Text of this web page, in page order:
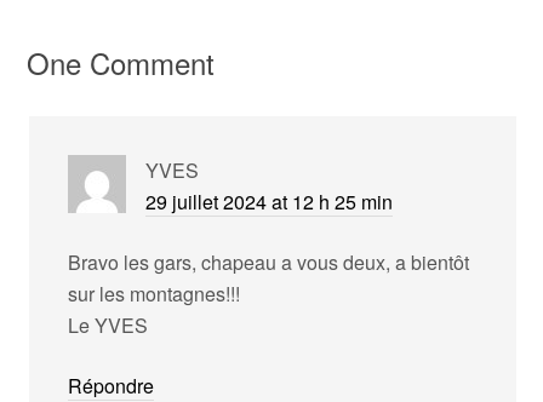
One Comment
YVES
29 juillet 2024 at 12 h 25 min
Bravo les gars, chapeau a vous deux, a bientôt
sur les montagnes!!!
Le YVES
Répondre